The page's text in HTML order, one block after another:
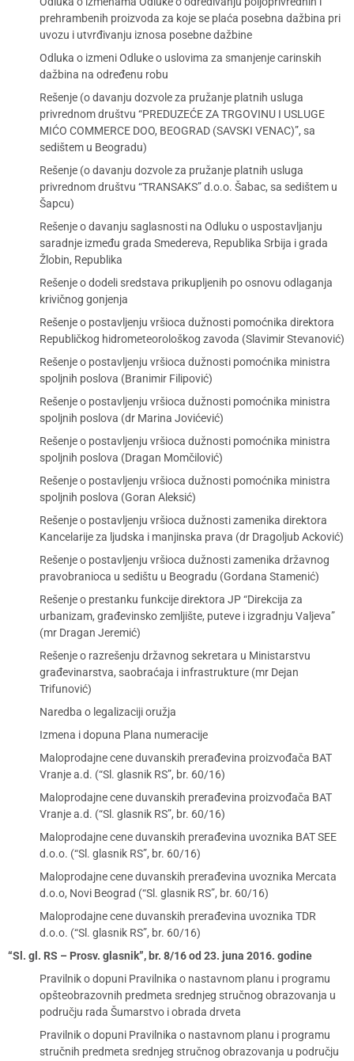
prehrambenih proizvoda za koje se plaća posebna dažbina pri
uvozu i utvrđivanju iznosa posebne dažbine
Odluka o izmeni Odluke o uslovima za smanjenje carinskih
dažbina na određenu robu
Rešenje (o davanju dozvole za pružanje platnih usluga
privrednom društvu “PREDUZEĆE ZA TRGOVINU I USLUGE
MIĆO COMMERCE DOO, BEOGRAD (SAVSKI VENAC)”, sa
sedištem u Beogradu)
Rešenje (o davanju dozvole za pružanje platnih usluga
privrednom društvu “TRANSAKS” d.o.o. Šabac, sa sedištem u
Šapcu)
Rešenje o davanju saglasnosti na Odluku o uspostavljanju
saradnje između grada Smedereva, Republika Srbija i grada
Žlobin, Republika
Rešenje o dodeli sredstava prikupljenih po osnovu odlaganja
krivičnog gonjenja
Rešenje o postavljenju vršioca dužnosti pomoćnika direktora
Republičkog hidrometeorološkog zavoda (Slavimir Stevanović)
Rešenje o postavljenju vršioca dužnosti pomoćnika ministra
spoljnih poslova (Branimir Filipović)
Rešenje o postavljenju vršioca dužnosti pomoćnika ministra
spoljnih poslova (dr Marina Jovićević)
Rešenje o postavljenju vršioca dužnosti pomoćnika ministra
spoljnih poslova (Dragan Momčilović)
Rešenje o postavljenju vršioca dužnosti pomoćnika ministra
spoljnih poslova (Goran Aleksić)
Rešenje o postavljenju vršioca dužnosti zamenika direktora
Kancelarije za ljudska i manjinska prava (dr Dragoljub Acković)
Rešenje o postavljenju vršioca dužnosti zamenika državnog
pravobranioca u sedištu u Beogradu (Gordana Stamenić)
Rešenje o prestanku funkcije direktora JP “Direkcija za
urbanizam, građevinsko zemljište, puteve i izgradnju Valjeva”
(mr Dragan Jeremić)
Rešenje o razrešenju državnog sekretara u Ministarstvu
građevinarstva, saobraćaja i infrastrukture (mr Dejan
Trifunović)
Naredba o legalizaciji oružja
Izmena i dopuna Plana numeracije
Maloprodajne cene duvanskih prerađevina proizvođača BAT
Vranje a.d. (“Sl. glasnik RS”, br. 60/16)
Maloprodajne cene duvanskih prerađevina proizvođača BAT
Vranje a.d. (“Sl. glasnik RS”, br. 60/16)
Maloprodajne cene duvanskih prerađevina uvoznika BAT SEE
d.o.o. (“Sl. glasnik RS”, br. 60/16)
Maloprodajne cene duvanskih prerađevina uvoznika Mercata
d.o.o, Novi Beograd (“Sl. glasnik RS”, br. 60/16)
Maloprodajne cene duvanskih prerađevina uvoznika TDR
d.o.o. (“Sl. glasnik RS”, br. 60/16)
“Sl. gl. RS – Prosv. glasnik”, br. 8/16 od 23. juna 2016. godine
Pravilnik o dopuni Pravilnika o nastavnom planu i programu
opšteobrazovnih predmeta srednjeg stručnog obrazovanja u
području rada Šumarstvo i obrada drveta
Pravilnik o dopuni Pravilnika o nastavnom planu i programu
stručnih predmeta srednjeg stručnog obrazovanja u području